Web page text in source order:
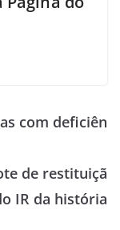
com deficiên
de restituiçã
IR da história